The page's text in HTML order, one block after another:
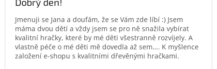
Jmenuji se Jana a doufám, že se Vám zde líbí :) Jsem
máma dvou dětí a vždy jsem se pro ně snažila vybírat
kvalitní hračky, které by mé děti všestranně rozvíjely. A
vlastně péče o mé děti mě dovedla až sem…. K myšlence
založení e-shopu s kvalitními dřevěnými hračkami.